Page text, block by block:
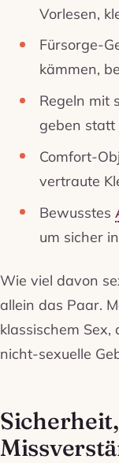
Vorlesen,
Fürsorge-
kämmen,
Regeln mit
geben statt
Comfort-
vertraute
Bewusstes
um sicher
Wie viel davon
allein das Paar.
klassischem
nicht-sexuelle